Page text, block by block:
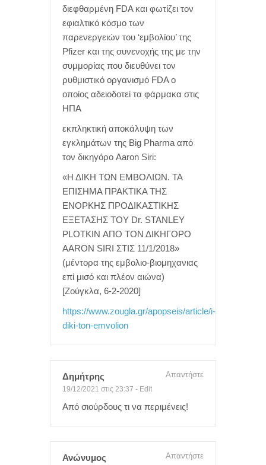
διεφθαρμένη FDA και φωτίζει τον
εφιαλτικό κόσμο των
παρενεργειών του ‘εμβολίου’ της
Pfizer και της συνενοχής της με την
συμμορίας που διευθύνει τον
ρυθμιστικό οργανισμό FDA ο
οποίος αδειοδοτεί τα φάρμακα στις
ΗΠΑ
εκπληκτική αποκάλυψη των
εγκλημάτων της Big Pharma από
τον δικηγόρο Aaron Siri:
«Η ΔΙΚΗ ΤΩΝ ΕΜΒΟΛΙΩΝ. ΤΑ
ΕΠΙΣΗΜΑ ΠΡΑΚΤΙΚΑ ΤΗΣ
ΕΝΟΡΚΗΣ ΠΡΟΔΙΚΑΣΤΙΚΗΣ
ΕΞΕΤΑΣΗΣ ΤΟΥ Dr. STANLEY
PLOTKIN ΑΠΟ ΤΟΝ ΔΙΚΗΓΟΡΟ
AARON SIRI ΣΤΙΣ 11/1/2018»
(μέντορα της εμβολιο-βιομηχανιας
επί μισό και πλέον αιώνα)
[Ζούγκλα, 6-2-2020]
https://www.zougla.gr/apopseis/article/i-
diki-ton-emvolion
Δημήτρης
19/12/2021 στις 23:37 - Edit
Απαντήστε
Από σιούρδους τι να περιμένεις!
Ανώνυμος Απαντήστε